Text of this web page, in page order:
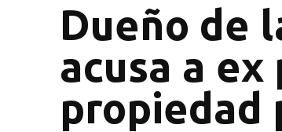
Dueño de
acusa a
propiedad